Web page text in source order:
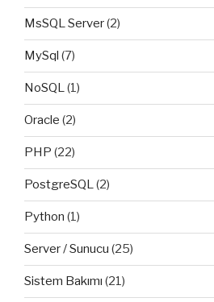
MsSQL Server(2)
MySql (7)
NoSQL(1)
Oracle (2)
PHP (22)
PostgreSQL(2)
Python (1)
Server / Sunucu (25)
Sistem Bakımı (21)